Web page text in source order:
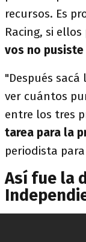
recursos. Es
Racing, si
vos no
"Después
ver cuántos
entre los tres
tarea para la
periodista
Así fue la